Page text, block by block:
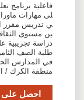
فاعلية برنامج
لى مهارات
ي تدريس مقرر
ين مستوى
دراسة تجريبية
طلبة الصف
في المدارس
منطقة الكرك /
احصل على